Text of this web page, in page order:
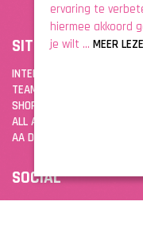
SITEMAP
INTENSITY
TEAM-SPAREN
SHOP
ALL ACTIVITY CLUB
AA DRINK APP
SOCIAL
ervaring te
hiermee akkoord
je wilt ... MEER